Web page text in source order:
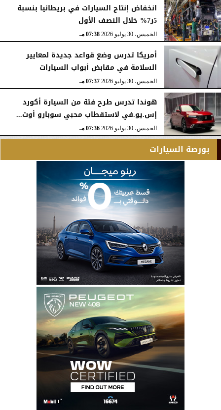
انخفاض إنتاج السيارات في بريطانيا بنسبة
5ر7% خلال النصف الأول
الخميس، 30 يوليو 2026 07:38 مـ
أمريكا تدرس وضع قواعد جديدة لمعايير
السلامة في مقابض أبواب السيارات
الخميس، 30 يوليو 2026 07:37 مـ
هوندا تدرس طرح فئة من السيارة أكورد
إس.يو.في لاستقطاب محبي سوبارو أوت...
الخميس، 30 يوليو 2026 07:36 مـ
بورصة السيارات